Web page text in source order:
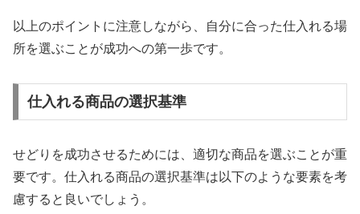
以上のポイントに注意しながら、自分に合った仕入れる場
所を選ぶことが成功への第一歩です。
仕入れる商品の選択基準
せどりを成功させるためには、適切な商品を選ぶことが重
要です。仕入れる商品の選択基準は以下のような要素を考
慮すると良いでしょう。